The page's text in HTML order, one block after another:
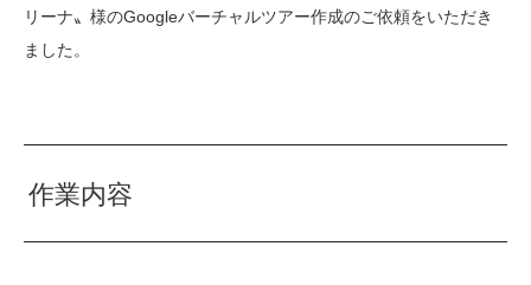
リーナ〟様のGoogleバーチャルツアー作成のご依頼をいただき
ました。
作業内容